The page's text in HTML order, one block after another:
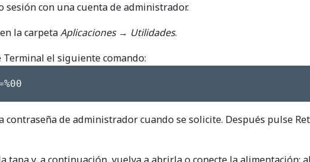
sesión con una cuenta de administrador.
la carpetaAplicaciones → Utilidades.
el siguiente comando:
contraseña de administrador cuando se solicite. Después pulse